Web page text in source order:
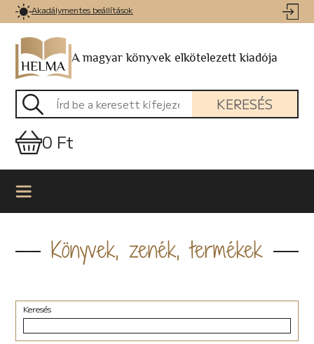
Akadálymentes beállítások
A magyar könyvek elkötelezett kiadója
KERESÉS
0 Ft
Könyvek, zenék, termékek
Keresés